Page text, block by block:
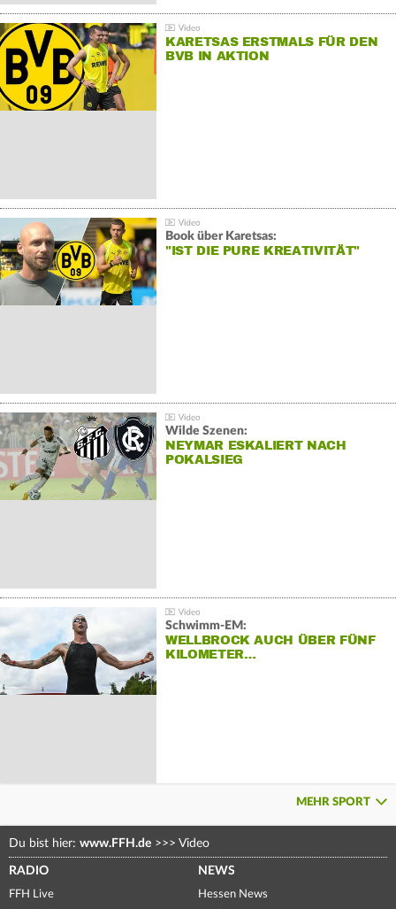
KARETSAS ERSTMALS FÜR DEN
BVB IN AKTION
Book über Karetsas:
"IST DIE PURE KREATIVITÄT"
Wilde Szenen:
NEYMAR ESKALIERT NACH
POKALSIEG
Schwimm-EM:
WELLBROCK AUCH ÜBER FÜNF
KILOMETER…
MEHR SPORT
Du bist hier: www.FFH.de >>> Video
RADIO
FFH Live
NEWS
Hessen News